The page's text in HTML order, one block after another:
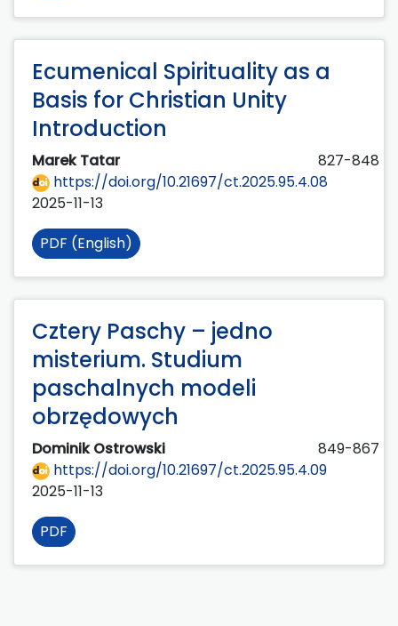
Ecumenical Spirituality as a
Basis for Christian Unity
Introduction
Marek Tatar
827-848
https://doi.org/10.21697/ct.2025.95.4.08
2025-11-13
PDF (English)
Cztery Paschy – jedno
misterium. Studium
paschalnych modeli
obrzędowych
Dominik Ostrowski
849-867
https://doi.org/10.21697/ct.2025.95.4.09
2025-11-13
PDF